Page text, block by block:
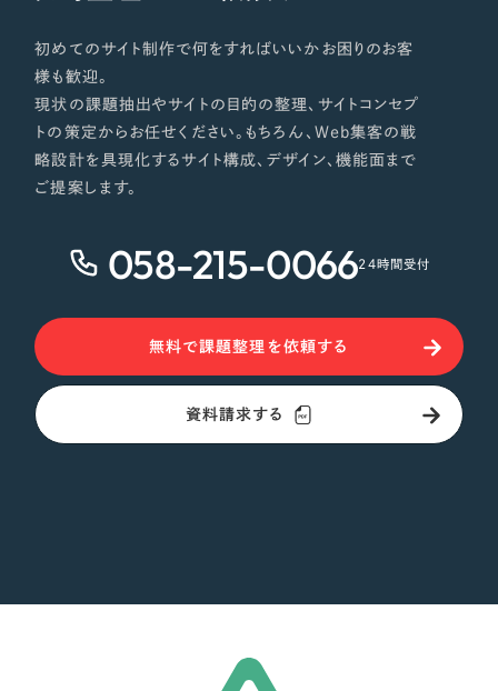
初めてのサイト制作で何をすればいいかお困りのお客
様も歓迎。
現状の課題抽出やサイトの目的の整理、サイトコンセプ
トの策定からお任せください。もちろん、Web集客の戦
略設計を具現化するサイト構成、デザイン、機能面まで
ご提案します。
058-215-006624時間受付
無料で課題整理を依頼する
資料請求する